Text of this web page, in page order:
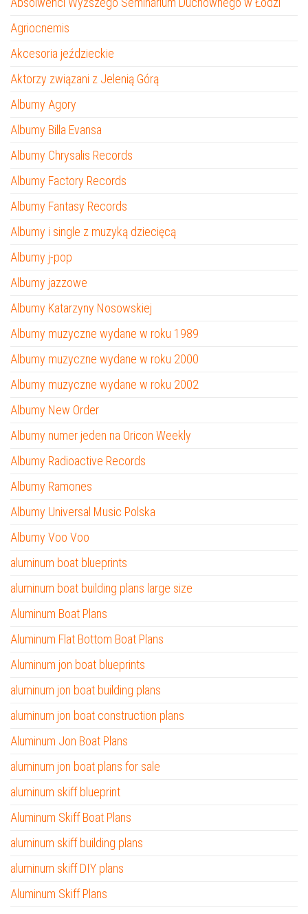
Agriocnemis
Akcesoria jeździeckie
Aktorzy związani z Jelenią Górą
Albumy Agory
Albumy Billa Evansa
Albumy Chrysalis Records
Albumy Factory Records
Albumy Fantasy Records
Albumy i single z muzyką dziecięcą
Albumy j-pop
Albumy jazzowe
Albumy Katarzyny Nosowskiej
Albumy muzyczne wydane w roku 1989
Albumy muzyczne wydane w roku 2000
Albumy muzyczne wydane w roku 2002
Albumy New Order
Albumy numer jeden na Oricon Weekly
Albumy Radioactive Records
Albumy Ramones
Albumy Universal Music Polska
Albumy Voo Voo
aluminum boat blueprints
aluminum boat building plans large size
Aluminum Boat Plans
Aluminum Flat Bottom Boat Plans
Aluminum jon boat blueprints
aluminum jon boat building plans
aluminum jon boat construction plans
Aluminum Jon Boat Plans
aluminum jon boat plans for sale
aluminum skiff blueprint
Aluminum Skiff Boat Plans
aluminum skiff building plans
aluminum skiff DIY plans
Aluminum Skiff Plans